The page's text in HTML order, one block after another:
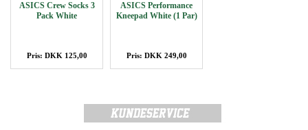
ASICS Crew Socks 3
Pack White
Pris: DKK 125,00
ASICS Performance
Kneepad White (1 Par)
Pris: DKK 249,00